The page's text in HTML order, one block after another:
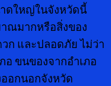
ดใหญ่ในจังหวัดนี้
ณมากหรือสิ่งของ
ก และปลอดภัย ไม่ว่า
อ ขนของจากอำเภอ
อกนอกจังหวัด